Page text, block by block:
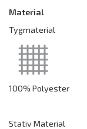
Material
Tygmaterial
100% Polyester
Stativ Material